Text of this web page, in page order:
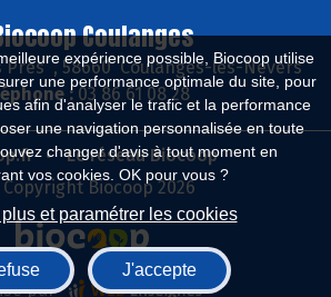
expérience possible, Biocoop utilise
une performance optimale du site, pour
afin d'analyser le trafic et la performance
une navigation personnalisée en toute
changer d'avis à tout moment en
vos cookies. OK pour vous ?
et paramétrer les cookies
J'accepte
Coulanges
Près , 58660 Coulanges-lès-Nevers
:03 86 61 08 28
Le réseau Biocoop
Copyright Biocoop 2026
par